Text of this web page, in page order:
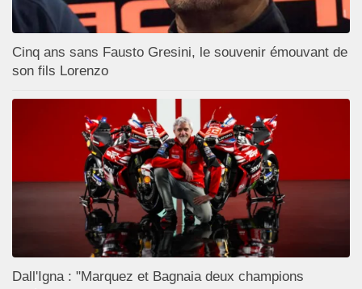
Cinq ans sans Fausto Gresini, le souvenir émouvant de
son fils Lorenzo
Dall'Igna : "Marquez et Bagnaia deux champions